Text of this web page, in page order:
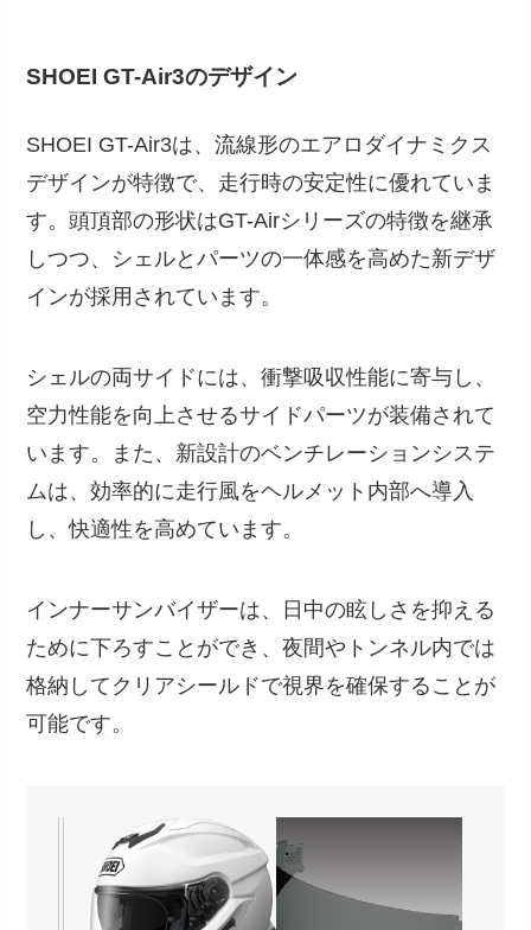
SHOEI GT-Air3のデザイン
SHOEI GT-Air3は、流線形のエアロダイナミクス
デザインが特徴で、走行時の安定性に優れていま
す。頭頂部の形状はGT-Airシリーズの特徴を継承
しつつ、シェルとパーツの一体感を高めた新デザ
インが採用されています。
シェルの両サイドには、衝撃吸収性能に寄与し、
空力性能を向上させるサイドパーツが装備されて
います。また、新設計のベンチレーションシステ
ムは、効率的に走行風をヘルメット内部へ導入
し、快適性を高めています。
インナーサンバイザーは、日中の眩しさを抑える
ために下ろすことができ、夜間やトンネル内では
格納してクリアシールドで視界を確保することが
可能です。